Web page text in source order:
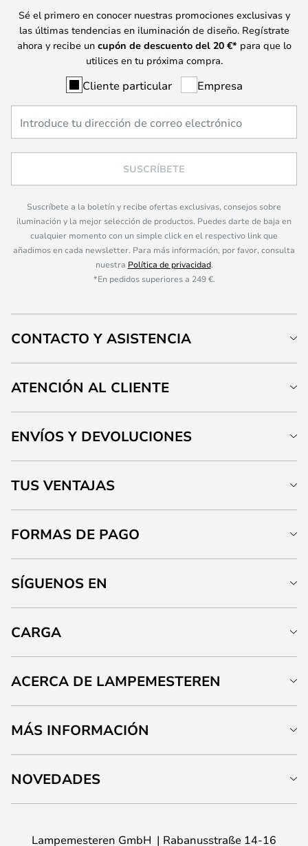
Sé el primero en conocer nuestras promociones exclusivas y
las últimas tendencias en iluminación de diseño. Regístrate
ahora y recibe un cupón de descuento del 20 €* para que lo
utilices en tu próxima compra.
Cliente particular Empresa
SUSCRÍBETE
Suscríbete a la boletín y recibe ofertas exclusivas, consejos sobre
iluminación y la mejor selección de productos. Puedes darte de baja en
cualquier momento con un simple click en el respectivo link que
añadimos en cada newsletter. Para más información, por favor, consulta
nuestra Política de privacidad.
*En pedidos superiores a 249 €.
CONTACTO Y ASISTENCIA
ATENCIÓN AL CLIENTE
ENVÍOS Y DEVOLUCIONES
TUS VENTAJAS
FORMAS DE PAGO
SÍGUENOS EN
CARGA
ACERCA DE LAMPEMESTEREN
MÁS INFORMACIÓN
NOVEDADES
Lampemesteren GmbH Rabanusstraße 14-16